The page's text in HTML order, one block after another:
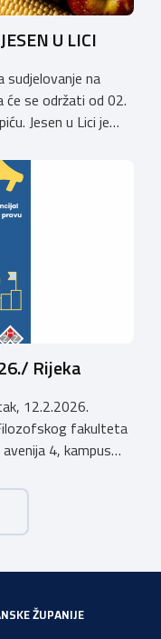
U LICI
sudjelovanje na
će se održati od 02.
Jesen u Lici je
gospodarsku,
Ličko-senjske
Rijeka
12.2.2026.
fakulteta
4, kampus
za cilj ima: Što Dan
Područna
mjerama […]
ŽUPANIJE